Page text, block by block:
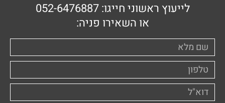
לייעוץ ראשוני חייגו: 052-6476887
או השאירו פניה: